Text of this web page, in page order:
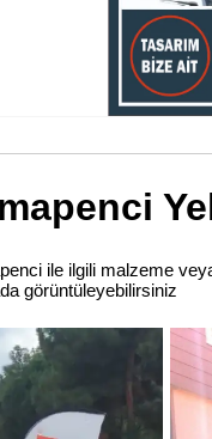
ile ilgili malzeme
görüntüleyebilirsiniz